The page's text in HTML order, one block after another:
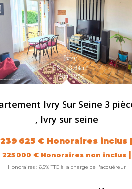
, Ivry sur seine
239 625 € Honoraires inclus |
225 000 € Honoraires non inclus |
Honoraires : 6,5% TTC à la charge de l'acquéreur